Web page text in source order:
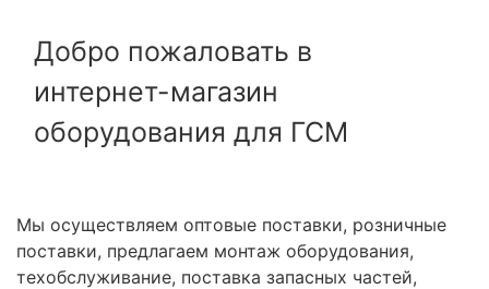
Добро пожаловать в
интернет-магазин
оборудования для ГСМ
Мы осуществляем оптовые поставки, розничные
поставки, предлагаем монтаж оборудования,
техобслуживание, поставка запасных частей,